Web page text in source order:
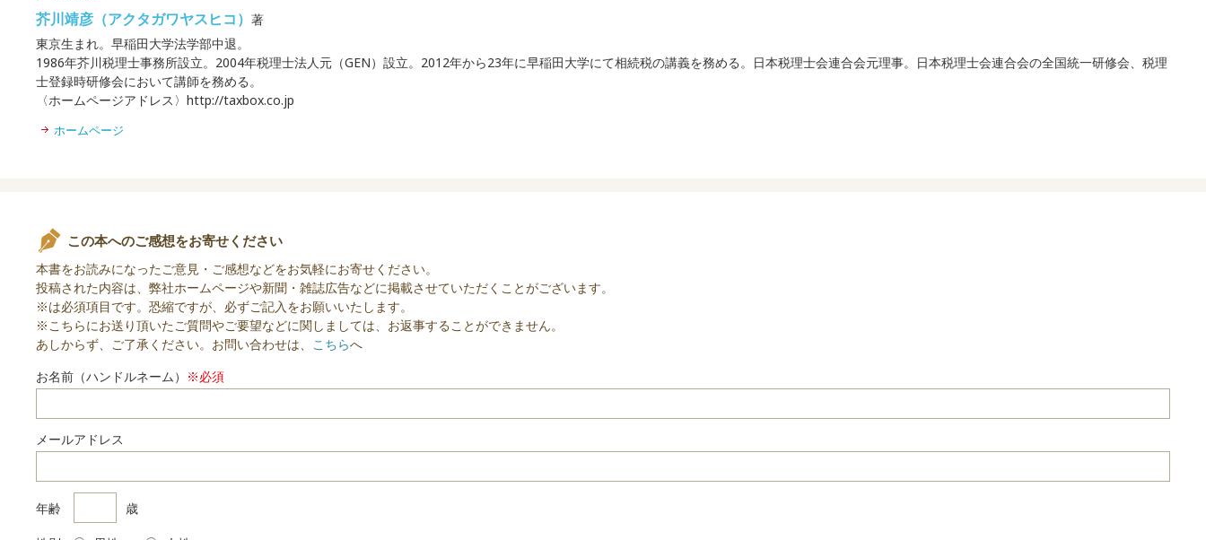
芥川靖彦（アクタガワヤスヒコ）著
東京生まれ。早稲田大学法学部中退。
1986年芥川税理士事務所設立。2004年税理士法人元（GEN）設立。2012年から23年に早稲田大学にて相続税の講義を務める。日本税理士会連合会元理事。日本税理士会連合会の全国統一研修会、税理
士登録時研修会において講師を務める。
〈ホームページアドレス〉http://taxbox.co.jp
ホームページ
この本へのご感想をお寄せください
本書をお読みになったご意見・ご感想などをお気軽にお寄せください。
投稿された内容は、弊社ホームページや新聞・雑誌広告などに掲載させていただくことがございます。
※は必須項目です。恐縮ですが、必ずご記入をお願いいたします。
※こちらにお送り頂いたご質問やご要望などに関しましては、お返事することができません。
あしからず、ご了承ください。お問い合わせは、 こちらへ
お名前（ハンドルネーム） ※必須
メールアドレス
年齢 歳